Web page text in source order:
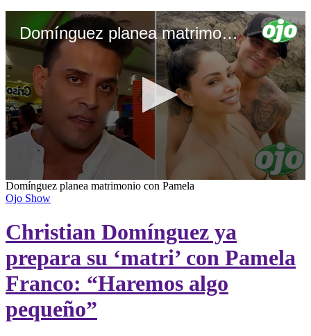
Domínguez planea matrimonio con Pamela
0
seconds
of
minutes,
12
Domínguez planea matrimonio con Pamela
Ojo Show
Christian Domínguez ya
prepara su ‘matri’ con Pamela
Franco: “Haremos algo
pequeño”